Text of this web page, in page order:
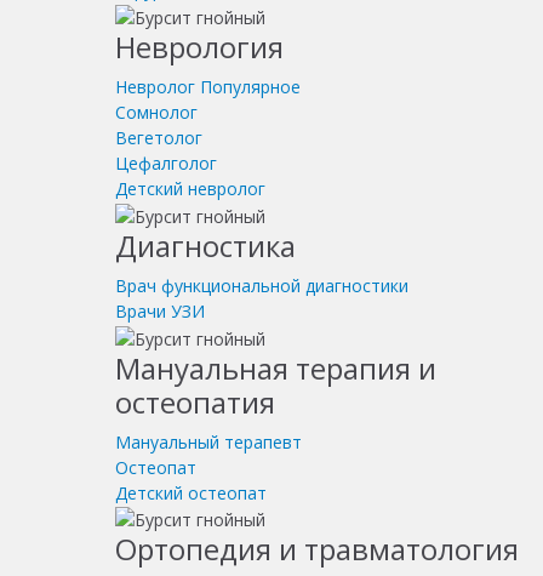
Неврология
Невролог Популярное
Сомнолог
Вегетолог
Цефалголог
Детский невролог
Диагностика
Врач функциональной диагностики
Врачи УЗИ
Мануальная терапия и
остеопатия
Мануальный терапевт
Остеопат
Детский остеопат
Ортопедия и травматология